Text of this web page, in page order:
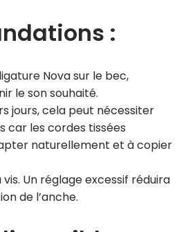
:
Nova sur le bec,
le son souhaité.
jours, cela peut nécessiter
car les cordes tissées
naturellement et à copier
Un réglage excessif réduira
de l’anche.